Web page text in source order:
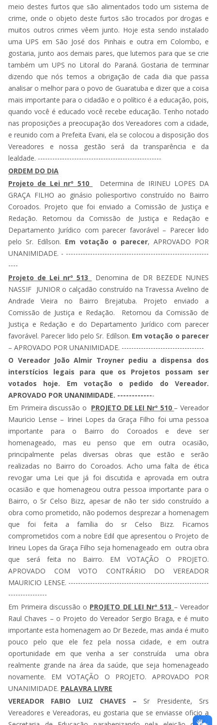
meio destes furtos que são alimentados todo um sistema de
crime, onde o objeto deste furtos são trocados por drogas e
muitos outros crimes vêem junto. Hoje esta sendo instalado
uma UPS em São José dos Pinhais e outra em Colombo, e
gostaria, junto aos demais pares, que lutemos para que se crie
também um UPS no Litoral do Paraná. Gostaria de terminar
dizendo que nós temos a obrigação de cada dia que passa
analisar o melhor para o povo de Guaratuba e dizer que a coisa
mais importante para o cidadão e o político é a educação, pois,
quando você é educado você recebe educação. Tenho notado
nas proposições a preocupação dos Vereadores com a cidade,
e reunido com a Prefeita Evani, ela se colocou a disposição dos
Vereadores e nossa gestão será da transparência e da
lealdade. ---------------------------------------------------
ORDEM DO DIA
Projeto de Lei nrº 510
Determina de IRINEU LOPES DA
GRAÇA FILHO ao ginásio poliesportivo construído no Bairro
Coroados. Projeto que foi enviado a Comissão de Justiça e
Redação. Retornou da Comissão de Justiça e Redação e
Departamento Jurídico com parecer favorável – Parecer lido
pelo Sr. Edílson. Em votação o parecer, APROVADO POR
UNANIMIDADE. - -----------------------------------------------------------
----
Projeto de Lei nrº 513
Denomina de DR BEZEDE NUNES
NASSIF JUNIOR o calçadão construído na Travessa Avelino de
Andrade Vieira no Bairro Brejatuba. Projeto enviado a
Comissão de Justiça e Redação. Retornou da Comissão de
Justiça e Redação e do Departamento Jurídico com parecer
favorável. Parecer lido pelo Sr. Edílson. Em votação o parecer
– APROVADO POR UNANIMIDADE. ----------------------------------
O Vereador João Almir Troyner pediu a dispensa dos
interstícios legais para que os Projetos possam ser
votados hoje. Em votação o pedido do Vereador.
APROVADO POR UNANIMIDADE. -------------
Em Primeira discussão o PROJETO DE LEI Nrº 510 – Vereador
Mauricio Lense – Irinei Lopes da Graça Filho foi uma pessoa
importante para o Bairro do Coroados e deve ser
homenageado, mas eu penso que em outra ocasião,
principalmente pelas diversas obras que estão e serão
realizadas no Bairro do Coroados. Acho uma falta de ética
revogar uma Lei que já foi discutida e aprovada em outra
ocasião e que homenageou outra pessoa importante para o
Bairro, o Sr Celso Bizz, apesar de não ter sido construído a
obra como prometido, não podemos desprezar a homenagem
que foi feita a família do sr Celso Bizz. Ficamos
comprometidos com a nobre Edil que apresentou o Projeto de
Irineu Lopes da Graça Filho seja homenageado em outra obra
que será feita no Bairro. EM VOTAÇÃO O PROJETO.
APROVADO COM VOTO CONTRÁRIO DO VEREADOR
MAURICIO LENSE. ----------------------------------------------------------
----------------
Em Primeira discussão o PROJETO DE LEI Nrº 513 – Vereador
Raul Chaves – o Projeto do Vereador Sergio Braga, e é muito
importante esta homenagem ao Dr Bezede, mas ainda é muito
pouco pelo que ele fez pela nossa cidade, e em outra
oportunidade em que venha a ser construída uma obra
realmente grande na área da saúde, que seja homenageado
novamente. EM VOTAÇÃO O PROJETO. APROVADO POR
UNANIMIDADE. PALAVRA LIVRE
VEREADOR FABIO LUIZ CHAVES – Sr Presidente, Srs
Vereadores e Vereadoras, eu gostaria que se enviasse oficio a